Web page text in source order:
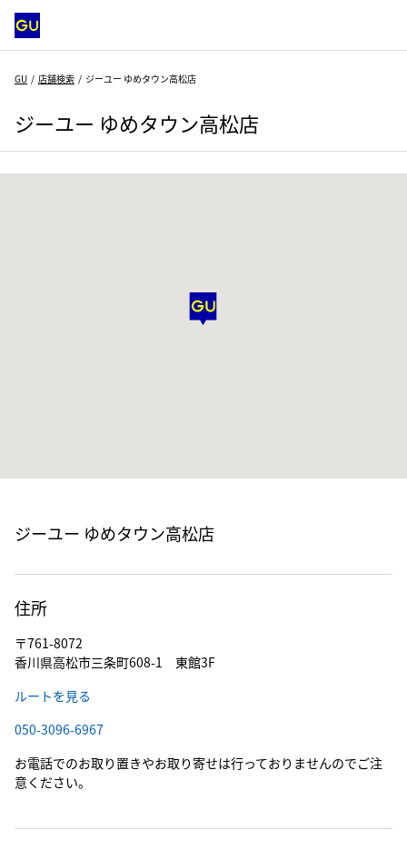
GU 店舗検索 ジーユー ゆめタウン高松店
ジーユー ゆめタウン高松店
ジーユー ゆめタウン高松店
住所
〒761-8072
香川県高松市三条町608-1 東館3F
ルートを見る
050-3096-6967
お電話でのお取り置きやお取り寄せは行っておりませんのでご注
意ください。